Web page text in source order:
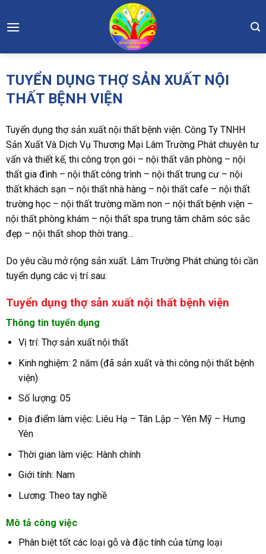
to
TUYỂN DỤNG THỢ SẢN XUẤT NỘI
THẤT BỆNH VIỆN
Tuyển dụng thợ sản xuất nội thất bệnh viện. Công Ty TNHH
Sản Xuất Và Dịch Vụ Thương Mại Lâm Trường Phát chuyên tư
vấn và thiết kế, thi công trọn gói – nội thất văn phòng – nội
thất gia đình – nội thất công trình – nội thất trung cư – nội
thất khách sạn – nội thất nhà hàng – nội thất cafe – nội thất
trường học – nội thất trường mầm non – nội thất bệnh viện –
nội thất phòng khám – nội thất spa trung tâm chăm sóc sắc
đẹp – nội thất shop thời trang…
Do yêu cầu mở rộng sản xuất. Lâm Trường Phát chúng tôi cần
tuyển dụng các vị trí sau:
Tuyển dụng thợ sản xuất nội thất bệnh viện
Thông tin tuyển dụng
Vị trí: Thợ sản xuất nội thất
Kinh nghiệm: 2 năm (đã sản xuất và thi công nội thất bệnh
viện)
Số lượng: 05
Địa điểm làm việc: Liêu Hạ – Tân Lập – Yên Mỹ – Hưng
Yên
Thời gian làm việc: Hành chính
Giới tính: Nam
Lương: Theo tay nghề
Mô tả công việc
Phân biệt tốt các loại gỗ và đặc tính của từng loại